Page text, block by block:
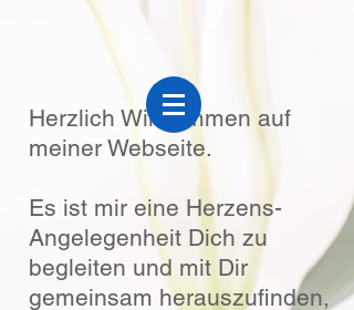
Herzlich Willkommen auf
meiner Webseite.
Es ist mir eine Herzens-
Angelegenheit Dich zu
begleiten und mit Dir
gemeinsam herauszufinden,